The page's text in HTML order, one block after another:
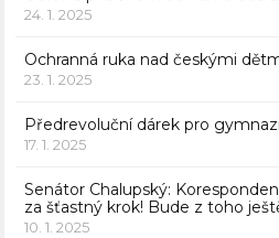
24. 1. 2025
Ochranná ruka nad českými
23. 1. 2025
Předrevoluční dárek pro
17. 1. 2025
Senátor Chalupský:
za šťastný krok! Bude z toho
10. 1. 2025